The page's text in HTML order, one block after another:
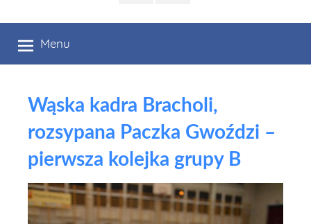
Menu
Wąska kadra Bracholi,
rozsypana Paczka Gwoździ –
pierwsza kolejka grupy B